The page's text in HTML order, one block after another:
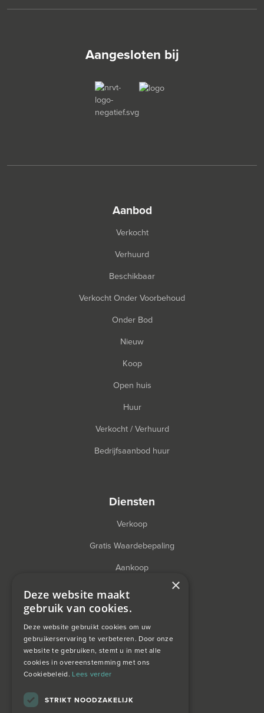
Aangesloten bij
aanbod
Verkocht
Verhuurd
Beschikbaar
Verkocht Onder Voorbehoud
Onder Bod
Nieuw
Koop
Open huis
Huur
Verkocht / Verhuurd
Bedrijfsaanbod huur
diensten
Verkoop
Gratis Waardebepaling
Aankoop
Financieel Advies
Taxatie
over ons
×
Deze website maakt
gebruik van cookies.
Deze website gebruikt cookies om uw
gebruikerservaring te verbeteren. Door onze
website te gebruiken, stemt u in met alle
cookies in overeenstemming met ons
Cookiebeleid. Lees verder
STRIKT NOODZAKELIJK